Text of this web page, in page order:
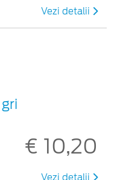
Vezi detalii
€ 10,20
Vezi detalii